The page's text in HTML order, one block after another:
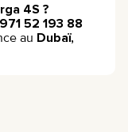
4S ?
52 193 88
au Dubaï,